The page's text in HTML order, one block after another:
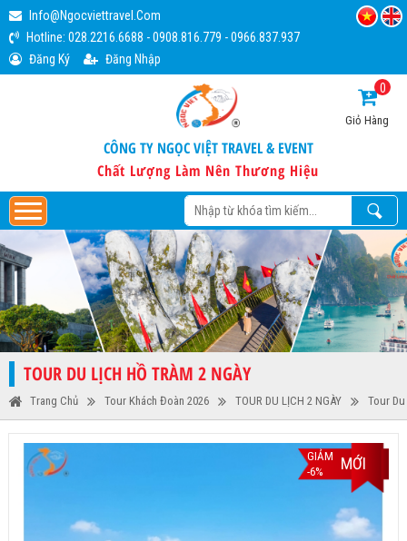
Info@ngocviettravel.com
Hotline: 028.2216.6688 -0908.816.779 -0966.837.937
Đăng Ký
Đăng Nhập
CÔNG TY NGỌC VIỆT TRAVEL & EVENT
Chất Lượng Làm Nên Thương Hiệu
Giỏ Hàng
0
TOUR DU LỊCH HỒ TRÀM 2 NGÀY
Trang Chủ Tour Khách Đoàn 2026 TOUR DU LỊCH 2 NGÀY Tour
GIẢM
-6%
MỚI